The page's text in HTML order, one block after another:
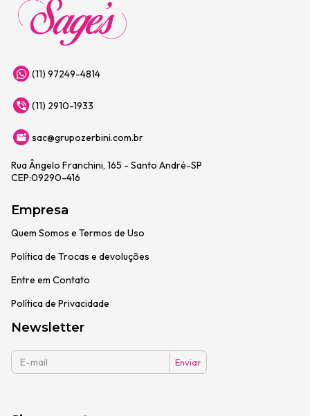
(11) 97249-4814
(11) 2910-1933
sac@grupozerbini.com.br
Rua Ângelo Franchini, 165 - Santo André-SP
CEP:09290-416
Empresa
Quem Somos e Termos de Uso
Política de Trocas e devoluções
Entre em Contato
Política de Privacidade
Newsletter